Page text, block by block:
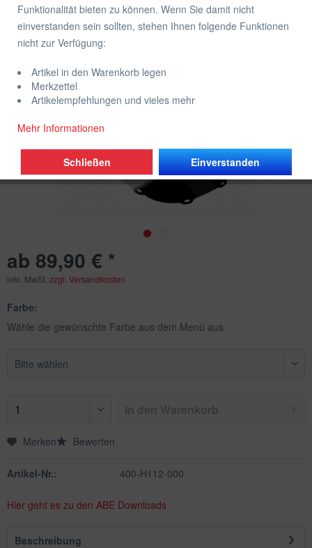
Airflow Racingscheibe (Double- Bubble)
HONDA CBR 900 RR
ab 89,90 € *
inkl. MwSt. zzgl. Versandkosten
Farbe:
Wähle die gewünschte Farbe aus dem Menü aus
Merken Bewerten
Artikel-Nr.: 400-H112-000
Hier geht es zu den ABE Downloads
Beschreibung
Funktionalität bieten zu können. Wenn Sie damit nicht
einverstanden sein sollten, stehen Ihnen folgende Funktionen
nicht zur Verfügung:
Artikel in den Warenkorb legen
Merkzettel
Artikelempfehlungen und vieles mehr
Mehr Informationen
Einverstanden
Schließen